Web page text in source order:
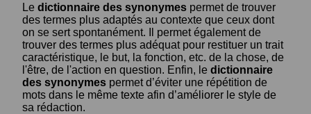
Le dictionnaire des synonymes permet de trouver
des termes plus adaptés au contexte que ceux dont
on se sert spontanément. Il permet également de
trouver des termes plus adéquat pour restituer un trait
caractéristique, le but, la fonction, etc. de la chose, de
l'être, de l'action en question. Enfin, le dictionnaire
des synonymes permet d’éviter une répétition de
mots dans le même texte afin d’améliorer le style de
sa rédaction.